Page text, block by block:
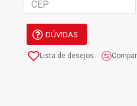
DÚVIDAS
Lista de desejos